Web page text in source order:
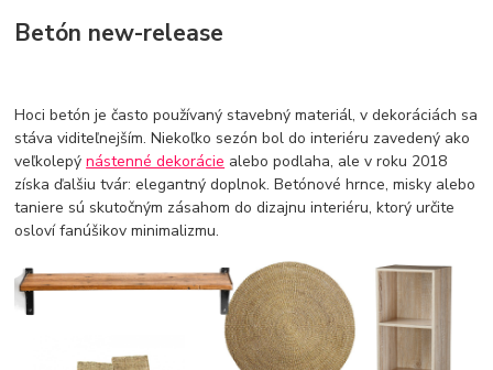
Betón new-release
Hoci betón je často používaný stavebný materiál, v dekoráciách sa
stáva viditeľnejším. Niekoľko sezón bol do interiéru zavedený ako
veľkolepýnástenné dekorácie alebo podlaha, ale v roku 2018
získa ďalšiu tvár: elegantný doplnok. Betónové hrnce, misky alebo
taniere sú skutočným zásahom do dizajnu interiéru, ktorý určite
osloví fanúšikov minimalizmu.